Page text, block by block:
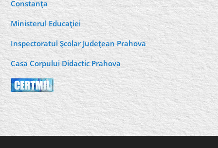
Constanţa
Ministerul Educaţiei
Inspectoratul Şcolar Judeţean Prahova
Casa Corpului Didactic Prahova